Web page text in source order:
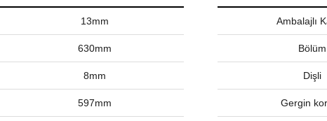
13mm
630mm
8mm
597mm
Ambalajlı
Bölüm
Dişli
Gergin